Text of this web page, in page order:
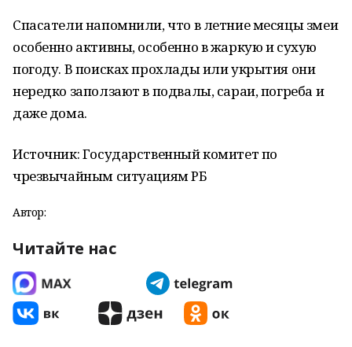
Спасатели напомнили, что в летние месяцы змеи
особенно активны, особенно в жаркую и сухую
погоду. В поисках прохлады или укрытия они
нередко заползают в подвалы, сараи, погреба и
даже дома.
Источник: Государственный комитет по
чрезвычайным ситуациям РБ
Автор:
Читайте нас